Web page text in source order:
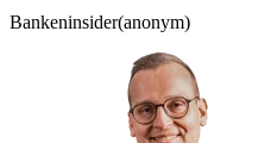
Bankeninsider(anonym)